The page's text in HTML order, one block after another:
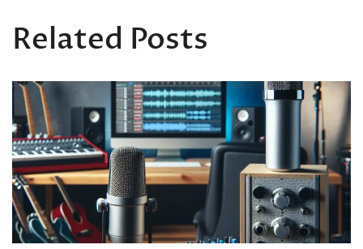
Related Posts